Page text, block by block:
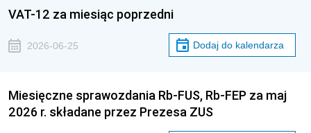
VAT-12 za miesiąc poprzedni
2026-06-25 Dodaj do kalendarza
Miesięczne sprawozdania Rb-FUS, Rb-FEP za maj
2026 r. składane przez Prezesa ZUS